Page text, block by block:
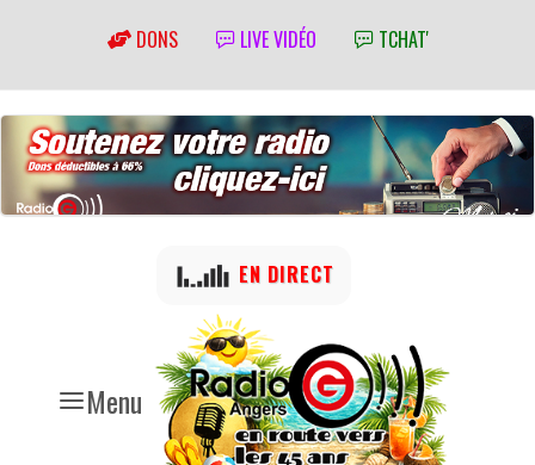
DONS LIVE VIDÉO TCHAT'
Menu
EN DIRECT